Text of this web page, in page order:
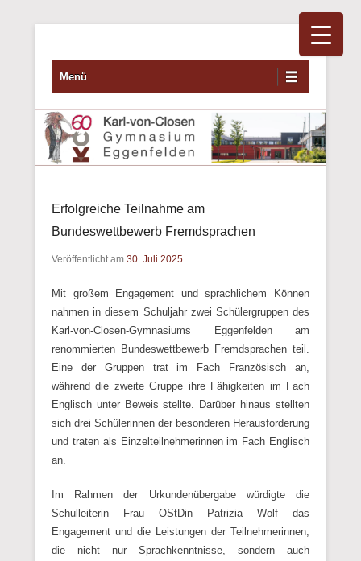
Primäres Menü
Zum Inhalt wechseln
Menü
Erfolgreiche Teilnahme am
Bundeswettbewerb Fremdsprachen
Veröffentlicht am 30. Juli 2025
Mit großem Engagement und sprachlichem Können
nahmen in diesem Schuljahr zwei Schülergruppen des
Karl-von-Closen-Gymnasiums Eggenfelden am
renommierten Bundeswettbewerb Fremdsprachen teil.
Eine der Gruppen trat im Fach Französisch an,
während die zweite Gruppe ihre Fähigkeiten im Fach
Englisch unter Beweis stellte. Darüber hinaus stellten
sich drei Schülerinnen der besonderen Herausforderung
und traten als Einzelteilnehmerinnen im Fach Englisch
an.
Im Rahmen der Urkundenübergabe würdigte die
Schulleiterin Frau OStDin Patrizia Wolf das
Engagement und die Leistungen der Teilnehmerinnen,
die nicht nur Sprachkenntnisse, sondern auch